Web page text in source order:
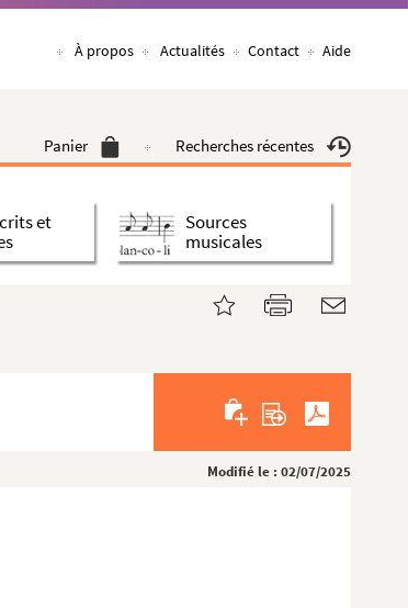
À propos Actualités Contact Aide
Panier Recherches récentes
et
Sources
musicales
Modifié le : 02/07/2025